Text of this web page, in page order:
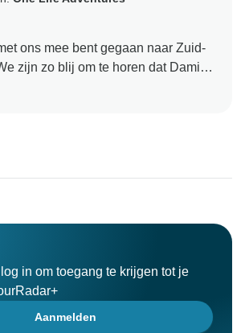
ons mee bent gegaan naar Zuid-
zijn zo blij om te horen dat Damien
en suggesties te geven die
in om toegang te krijgen tot je
Aanmelden